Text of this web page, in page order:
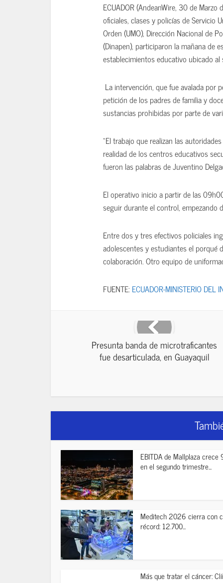
ECUADOR (AndeanWire, 30 de
oficiales, clases y policías de Servicio
Orden (UMO), Dirección Nacional de
(Dinapen), participaron la mañana de
establecimientos educativo ubicado al
La intervención, que fue avalada por
petición de los padres de familia y
sustancias prohibidas por parte de
“El trabajo que realizan las
realidad de los centros educativos
fueron las palabras de Juventino
El operativo inicio a partir de las
seguir durante el control, empezando
Entre dos y tres efectivos policiales
adolescentes y estudiantes el porqué
colaboración. Otro equipo de
FUENTE: ECUADOR-MINISTERIO DEL
Presunta banda de microtraficantes
fue desarticulada, en Guayaquil
EBITDA de Mallplaza crece
en el segundo trimestre...
Meditech 2026 cierra con
récord: 12.700...
Más que tratar el cáncer: